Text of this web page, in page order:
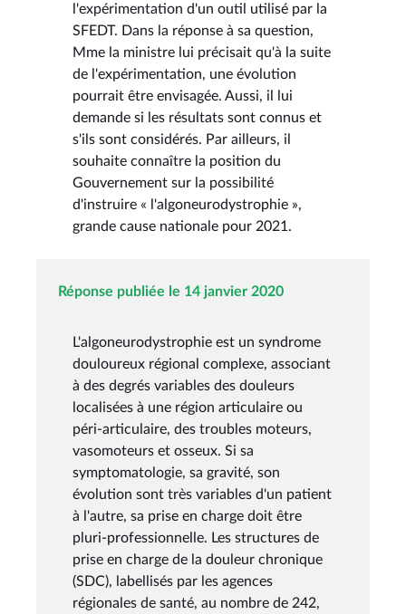
l'expérimentation d'un outil utilisé par la
SFEDT. Dans la réponse à sa question,
Mme la ministre lui précisait qu'à la suite
de l'expérimentation, une évolution
pourrait être envisagée. Aussi, il lui
demande si les résultats sont connus et
s'ils sont considérés. Par ailleurs, il
souhaite connaître la position du
Gouvernement sur la possibilité
d'instruire « l'algoneurodystrophie »,
grande cause nationale pour 2021.
Réponse publiée le 14 janvier 2020
L'algoneurodystrophie est un syndrome
douloureux régional complexe, associant
à des degrés variables des douleurs
localisées à une région articulaire ou
péri-articulaire, des troubles moteurs,
vasomoteurs et osseux. Si sa
symptomatologie, sa gravité, son
évolution sont très variables d'un patient
à l'autre, sa prise en charge doit être
pluri-professionnelle. Les structures de
prise en charge de la douleur chronique
(SDC), labellisés par les agences
régionales de santé, au nombre de 242,